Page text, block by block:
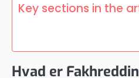
Key sections in the
Hvad er